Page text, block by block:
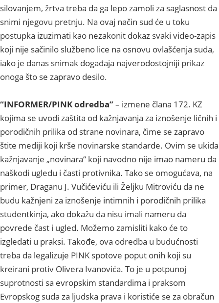
silovanjem, žrtva treba da ga lepo zamoli za saglasnost da
snimi njegovu pretnju. Na ovaj način sud će u toku
postupka izuzimati kao nezakonit dokaz svaki video-zapis
koji nije sačinilo službeno lice na osnovu ovlašćenja suda,
iako je danas snimak događaja najverodostojniji prikaz
onoga što se zapravo desilo.
“INFORMER/PINK odredba”– izmene člana 172. KZ
kojima se uvodi zaštita od kažnjavanja za iznošenje ličnih i
porodičnih prilika od strane novinara, čime se zapravo
štite mediji koji krše novinarske standarde. Ovim se ukida
kažnjavanje „novinara“ koji navodno nije imao nameru da
naškodi ugledu i časti protivnika. Tako se omogućava, na
primer, Draganu J. Vučićeviću ili Željku Mitroviću da ne
budu kažnjeni za iznošenje intimnih i porodičnih prilika
studentkinja, ako dokažu da nisu imali nameru da
povrede čast i ugled. Možemo zamisliti kako će to
izgledati u praksi. Takođe, ova odredba u budućnosti
treba da legalizuje PINK spotove poput onih koji su
kreirani protiv Olivera Ivanovića. To je u potpunoj
suprotnosti sa evropskim standardima i praksom
Evropskog suda za ljudska prava i koristiće se za obračun